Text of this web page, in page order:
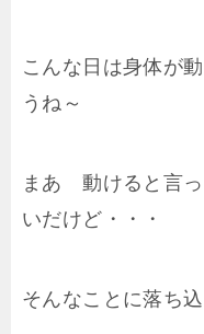
こんな日は身体が
うね～
まあ 動けると言っ
いだけど・・・
そんなことに落ち